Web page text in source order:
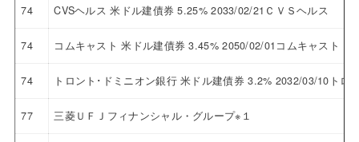
74 CVSヘルス 米ドル建債券 5.25% 2033/02/21ＣＶＳヘルス
74 コムキャスト 米ドル建債券 3.45% 2050/02/01コムキャスト
74 トロント･ドミニオン銀行 米ドル建債券 3.2% 2032/03/10トロ
77 三菱ＵＦＪフィナンシャル・グループ※１